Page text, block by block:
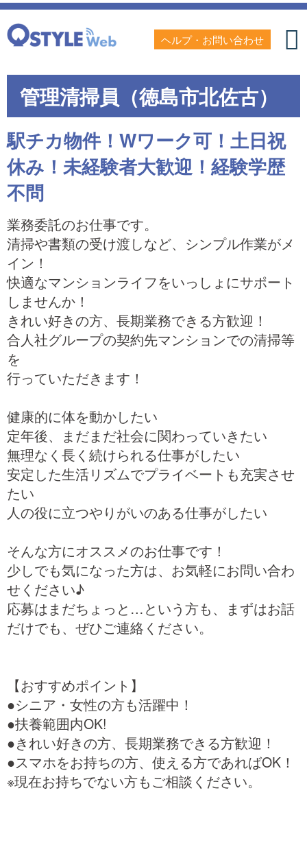
ヘルプ・お問い合わせ
管理清掃員（徳島市北佐古）
駅チカ物件！Wワーク可！土日祝
休み！未経験者大歓迎！経験学歴
不問
業務委託のお仕事です。
清掃や書類の受け渡しなど、シンプル作業がメ
イン！
快適なマンションライフをいっしょにサポート
しませんか！
きれい好きの方、長期業務できる方歓迎！
合人社グループの契約先マンションでの清掃等
を
行っていただきます！
健康的に体を動かしたい
定年後、まだまだ社会に関わっていきたい
無理なく長く続けられる仕事がしたい
安定した生活リズムでプライベートも充実させ
たい
人の役に立つやりがいのある仕事がしたい
そんな方にオススメのお仕事です！
少しでも気になった方は、お気軽にお問い合わ
せください♪
応募はまだちょっと…という方も、まずはお話
だけでも、ぜひご連絡ください。
【おすすめポイント】
●シニア・女性の方も活躍中！
●扶養範囲内OK!
●きれい好きの方、長期業務できる方歓迎！
●スマホをお持ちの方、使える方であればOK！
※現在お持ちでない方もご相談ください。